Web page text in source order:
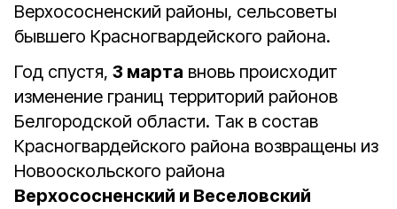
Верхососненский районы, сельсоветы
бывшего Красногвардейского района.
Год спустя, 3 марта вновь происходит
изменение границ территорий районов
Белгородской области. Так в состав
Красногвардейского района возвращены из
Новооскольского района
Верхососненский и Веселовский